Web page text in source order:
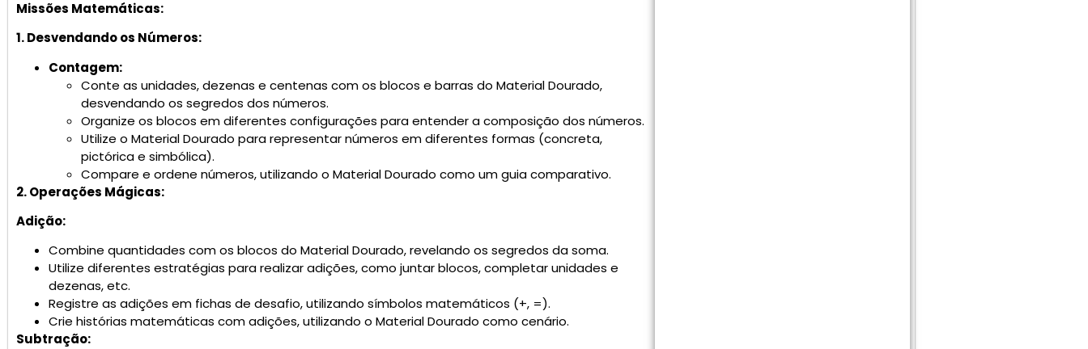
Missões Matemáticas:
1. Desvendando os Números:
Contagem:
Conte as unidades, dezenas e centenas com os blocos e barras do Material Dourado,
desvendando os segredos dos números.
Organize os blocos em diferentes configurações para entender a composição dos números.
Utilize o Material Dourado para representar números em diferentes formas (concreta,
pictórica e simbólica).
Compare e ordene números, utilizando o Material Dourado como um guia comparativo.
2. Operações Mágicas:
Adição:
Combine quantidades com os blocos do Material Dourado, revelando os segredos da soma.
Utilize diferentes estratégias para realizar adições, como juntar blocos, completar unidades e
dezenas, etc.
Registre as adições em fichas de desafio, utilizando símbolos matemáticos (+, =).
Crie histórias matemáticas com adições, utilizando o Material Dourado como cenário.
Subtração: